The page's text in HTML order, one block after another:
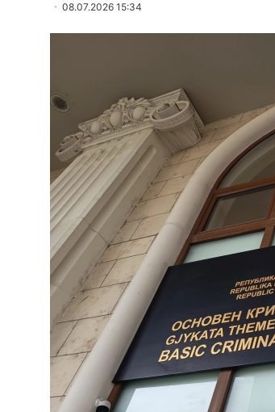
08.07.2026 15:34